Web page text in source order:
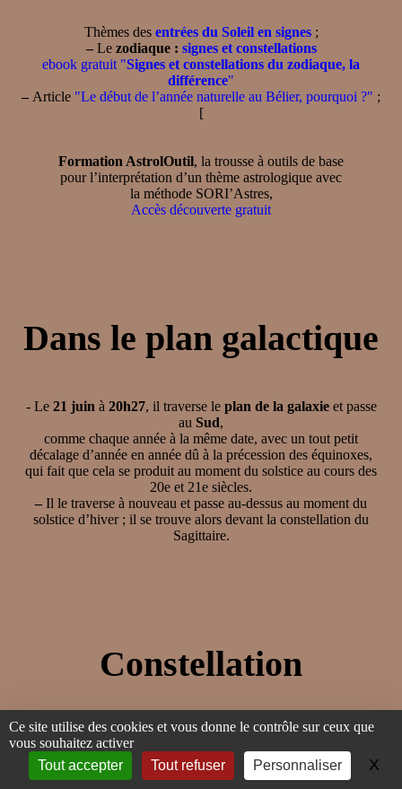
Thèmes des entrées du Soleil en signes;
–Le zodiaque : signes et constellations
ebook gratuit "Signes et constellations du zodiaque, la
différence"
– Article "Le début de l’année naturelle au Bélier, pourquoi ?" ;
[
Formation AstrolOutil, la trousse à outils de base
pour l’interprétation d’un thème astrologique avec
la méthode SORI’Astres,
Accès découverte gratuit
Dans le plan galactique
- Le 21 juin à 20h27, il traverse le plan de la galaxieet passe
au Sud,
comme chaque année à la même date, avec un tout petit
décalage d’année en année dû à la précession des équinoxes,
qui fait que cela se produit au moment du solstice au cours des
20e et 21e siècles.
– Il le traverse à nouveau et passe au-dessus au moment du
solstice d’hiver ; il se trouve alors devant la constellation du
Sagittaire.
Constellation
Devant la
Taureau(Tau) depuis
le14 mai, 15h55,
Ce site utilise des cookies et vous donne le contrôle sur ceux que
vous souhaitez activer
Tout accepter
Tout refuser Personnaliser X